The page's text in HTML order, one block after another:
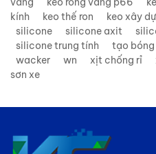
kính
keo thế ron keo xây
silicone
silicone axit
silicone trung tính
tạo bóng
wacker
wn xịt chống rỉ
sơn xe